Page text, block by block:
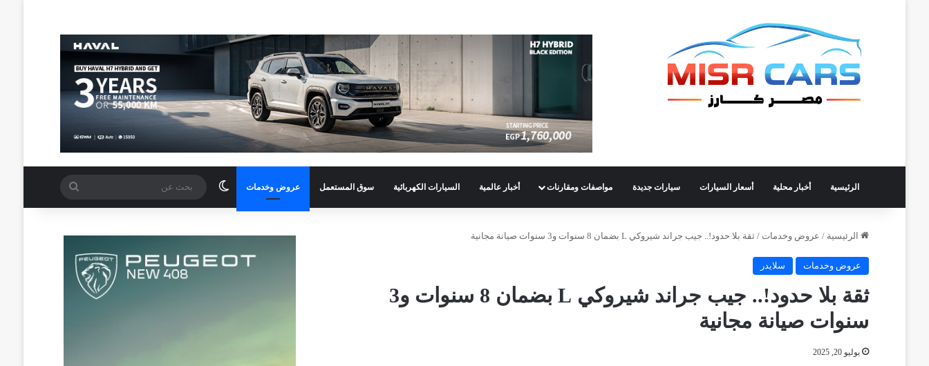
الرئيسية أخبار محلية أسعار السيارات سيارات جديدة مواصفات ومقارنات أخبار عالمية السيارات الكهربائية سوق المستعمل عروض وخدمات الوضع المظلم بحث
عن
الرئيسية / عروض وخدمات / ثقة بلا حدود!.. جيب جراند شيروكي L بضمان 8 سنوات و3 سنوات صيانة مجانية
عروض وخدمات سلايدر
ثقة بلا حدود!.. جيب جراند شيروكي L بضمان 8 سنوات و3
سنوات صيانة مجانية
يوليو 20, 2025